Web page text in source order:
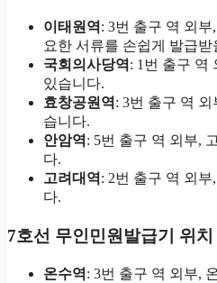
이태원역 : 3번 출구 역 외
요한 서류를 손쉽게 발급받
국회의사당역 : 1번 출구 역
있습니다.
효창공원역 : 3번 출구 역
습니다.
안암역 : 5번 출구 역 외부,
다.
고려대역 : 2번 출구 역 외
다.
7호선 무인민원발급기 위치
온수역 : 3번 출구 역 외부,